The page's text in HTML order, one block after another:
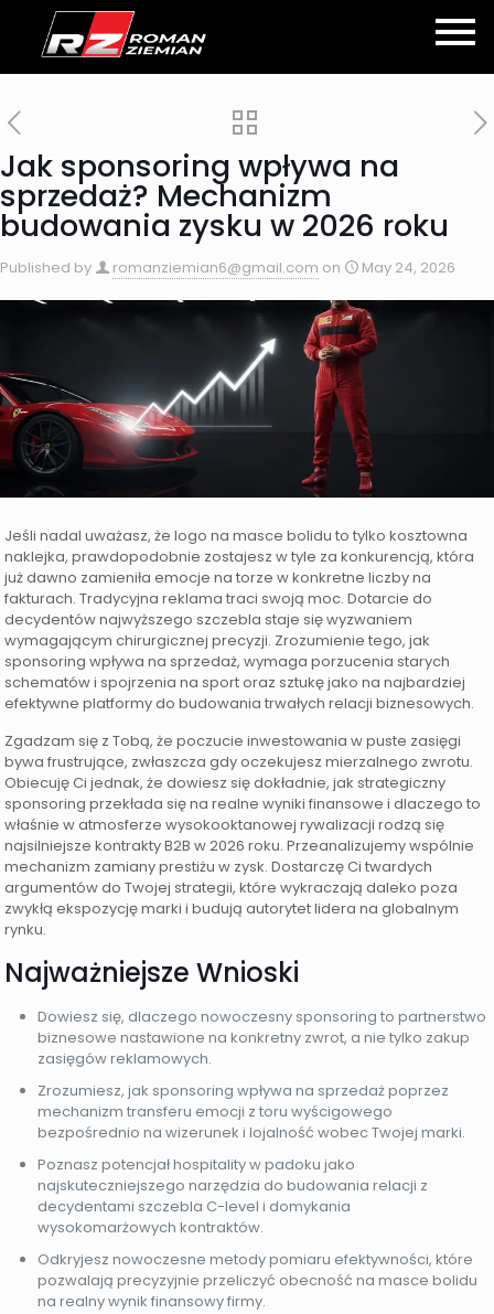
Jak sponsoring wpływa na
sprzedaż? Mechanizm
budowania zysku w 2026 roku
Published by romanziemian6@gmail.com on May 24, 2026
Jeśli nadal uważasz, że logo na masce bolidu to tylko kosztowna
naklejka, prawdopodobnie zostajesz w tyle za konkurencją, która
już dawno zamieniła emocje na torze w konkretne liczby na
fakturach. Tradycyjna reklama traci swoją moc. Dotarcie do
decydentów najwyższego szczebla staje się wyzwaniem
wymagającym chirurgicznej precyzji. Zrozumienie tego, jak
sponsoring wpływa na sprzedaż, wymaga porzucenia starych
schematów i spojrzenia na sport oraz sztukę jako na najbardziej
efektywne platformy do budowania trwałych relacji biznesowych.
Zgadzam się z Tobą, że poczucie inwestowania w puste zasięgi
bywa frustrujące, zwłaszcza gdy oczekujesz mierzalnego zwrotu.
Obiecuję Ci jednak, że dowiesz się dokładnie, jak strategiczny
sponsoring przekłada się na realne wyniki finansowe i dlaczego to
właśnie w atmosferze wysokooktanowej rywalizacji rodzą się
najsilniejsze kontrakty B2B w 2026 roku. Przeanalizujemy wspólnie
mechanizm zamiany prestiżu w zysk. Dostarczę Ci twardych
argumentów do Twojej strategii, które wykraczają daleko poza
zwykłą ekspozycję marki i budują autorytet lidera na globalnym
rynku.
Najważniejsze Wnioski
Dowiesz się, dlaczego nowoczesny sponsoring to partnerstwo
biznesowe nastawione na konkretny zwrot, a nie tylko zakup
zasięgów reklamowych.
Zrozumiesz, jak sponsoring wpływa na sprzedaż poprzez
mechanizm transferu emocji z toru wyścigowego
bezpośrednio na wizerunek i lojalność wobec Twojej marki.
Poznasz potencjał hospitality w padoku jako
najskuteczniejszego narzędzia do budowania relacji z
decydentami szczebla C-level i domykania
wysokomarżowych kontraktów.
Odkryjesz nowoczesne metody pomiaru efektywności, które
pozwalają precyzyjnie przeliczyć obecność na masce bolidu
na realny wynik finansowy firmy.